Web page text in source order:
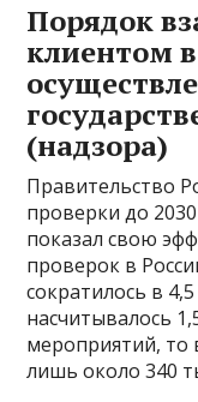
Порядок
клиентом
(надзора)
Правительство
проверки до
показал свою
проверок в
сократилось в
насчитывалось
мероприятий, то
лишь около 340